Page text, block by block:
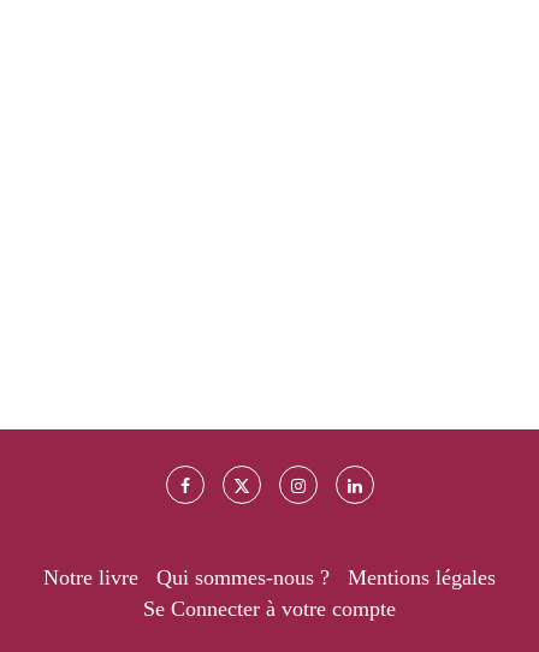
Notre livre Qui sommes-nous ?
Mentions légales
Se Connecter à votre compte